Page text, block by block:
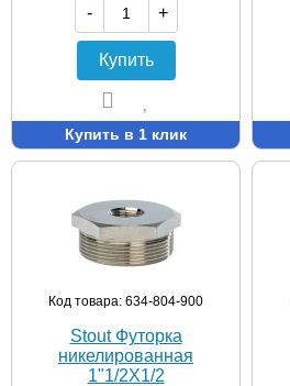
-
+
Купить
Купить в 1 клик
Код товара: 634-804-900
Stout Футорка
никелированная
1"1/2X1/2